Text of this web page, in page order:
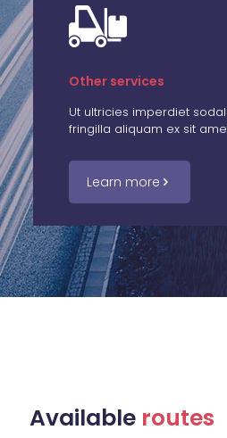
Other services
Ut ultricies imperdiet
fringilla aliquam ex sit
Learn more
Available routes